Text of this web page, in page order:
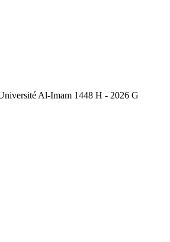
Al-Imam 1448 H - 2026 G